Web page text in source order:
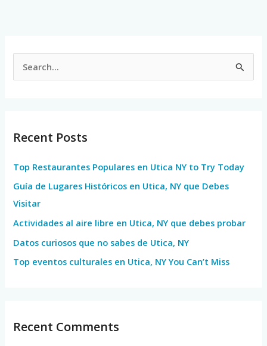
c
f
o
r
:
Recent Posts
Top Restaurantes Populares en Utica NY to Try Today
Guía de Lugares Históricos en Utica, NY que Debes
Visitar
Actividades al aire libre en Utica, NY que debes probar
Datos curiosos que no sabes de Utica, NY
Top eventos culturales en Utica, NY You Can’t Miss
Recent Comments